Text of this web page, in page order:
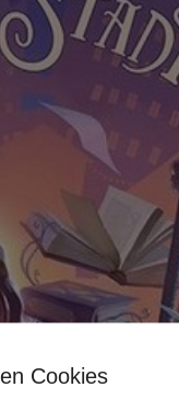
Cookies